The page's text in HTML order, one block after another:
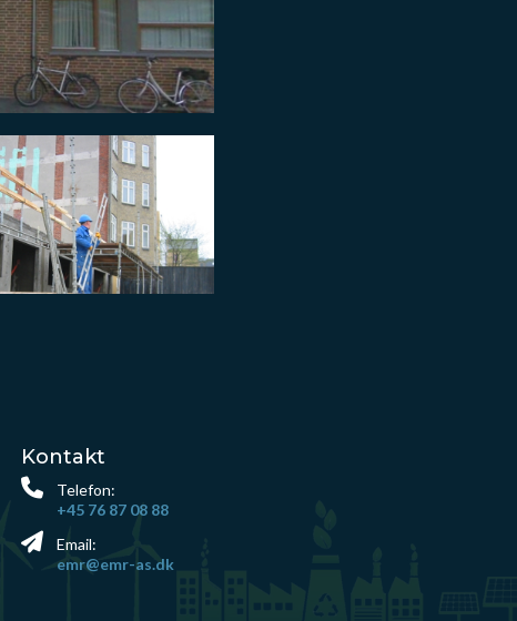
Kontakt
Telefon:
+45 76 87 08 88
Email:
emr@emr-as.dk